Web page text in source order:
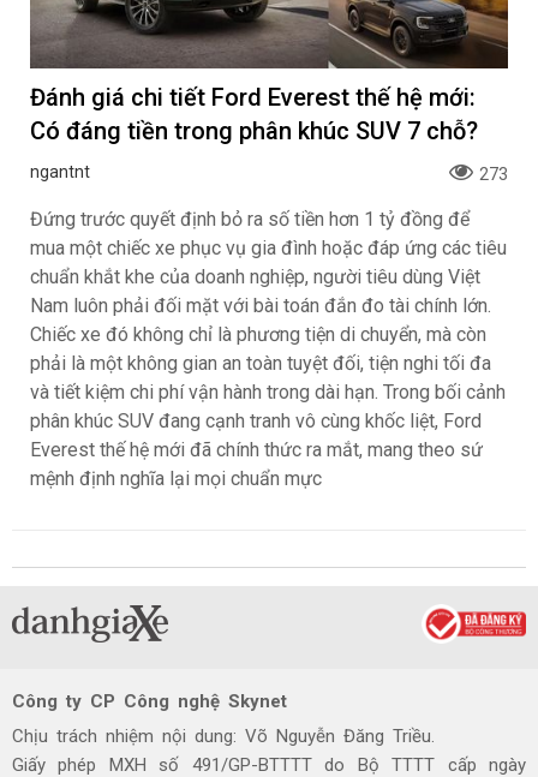
Đánh giá chi tiết Ford Everest thế hệ mới:
Có đáng tiền trong phân khúc SUV 7 chỗ?
ngantnt 273
Đứng trước quyết định bỏ ra số tiền hơn 1 tỷ đồng để
mua một chiếc xe phục vụ gia đình hoặc đáp ứng các tiêu
chuẩn khắt khe của doanh nghiệp, người tiêu dùng Việt
Nam luôn phải đối mặt với bài toán đắn đo tài chính lớn.
Chiếc xe đó không chỉ là phương tiện di chuyển, mà còn
phải là một không gian an toàn tuyệt đối, tiện nghi tối đa
và tiết kiệm chi phí vận hành trong dài hạn. Trong bối cảnh
phân khúc SUV đang cạnh tranh vô cùng khốc liệt, Ford
Everest thế hệ mới đã chính thức ra mắt, mang theo sứ
mệnh định nghĩa lại mọi chuẩn mực
Công ty CP Công nghệ Skynet
Chịu trách nhiệm nội dung: Võ Nguyễn Đăng Triều.
Giấy phép MXH số 491/GP-BTTTT do Bộ TTTT cấp ngày